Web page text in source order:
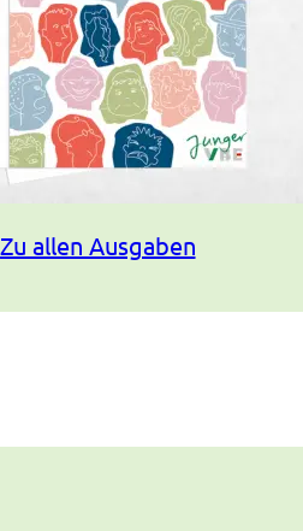
Zu allen Ausgaben